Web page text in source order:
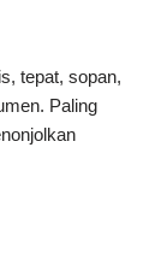
tepat, sopan,
Paling